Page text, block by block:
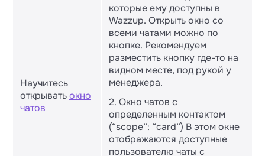
Научитесь
открыватьокно
чатов
которые ему доступны в
Wazzup. Открыть окно со
всеми чатами можно по
кнопке. Рекомендуем
разместить кнопку где-то на
видном месте, под рукой у
менеджера.
2. Окно чатов с
определенным контактом
(“scope”: “card”) В этом окне
отображаются доступные
пользователю чаты с